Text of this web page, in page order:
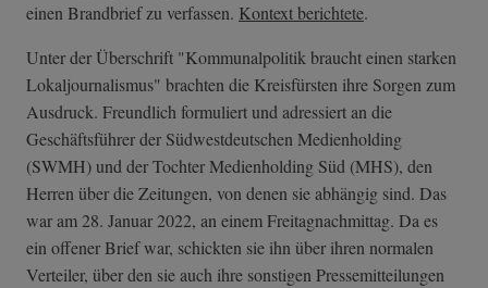
einen Brandbrief zu verfassen. Kontext berichtete.
Unter der Überschrift "Kommunalpolitik braucht einen starken
Lokaljournalismus" brachten die Kreisfürsten ihre Sorgen zum
Ausdruck. Freundlich formuliert und adressiert an die
Geschäftsführer der Südwestdeutschen Medienholding
(SWMH) und der Tochter Medienholding Süd (MHS), den
Herren über die Zeitungen, von denen sie abhängig sind. Das
war am 28. Januar 2022, an einem Freitagnachmittag. Da es
ein offener Brief war, schickten sie ihn über ihren normalen
Verteiler, über den sie auch ihre sonstigen Pressemitteilungen